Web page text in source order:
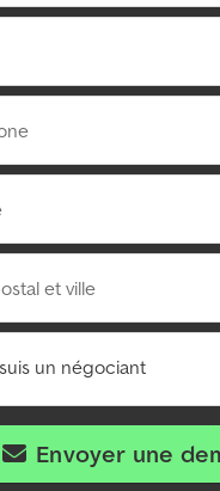
et ville
un négociant
Envoyer une